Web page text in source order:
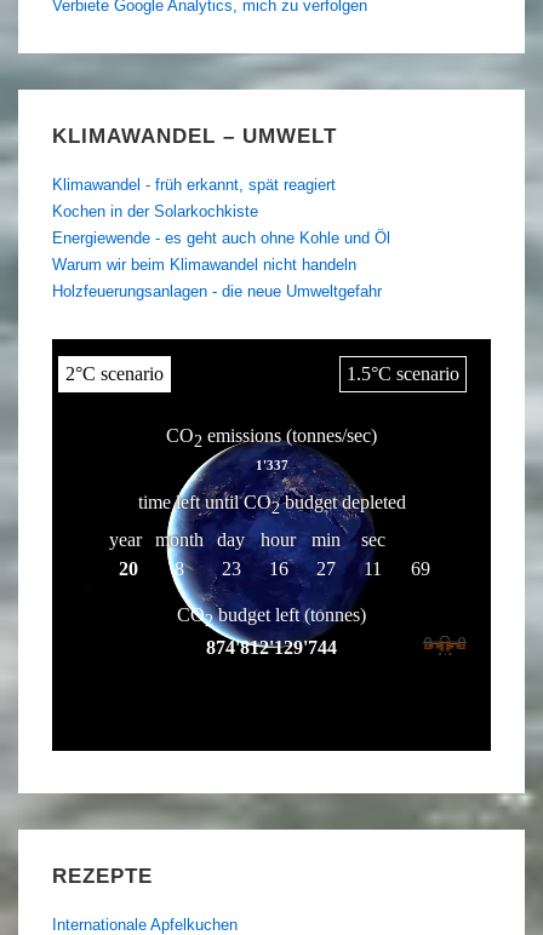
Verbiete Google Analytics, mich zu verfolgen
KLIMAWANDEL – UMWELT
Klimawandel - früh erkannt, spät reagiert
Kochen in der Solarkochkiste
Energiewende - es geht auch ohne Kohle und Öl
Warum wir beim Klimawandel nicht handeln
Holzfeuerungsanlagen - die neue Umweltgefahr
REZEPTE
Internationale Apfelkuchen